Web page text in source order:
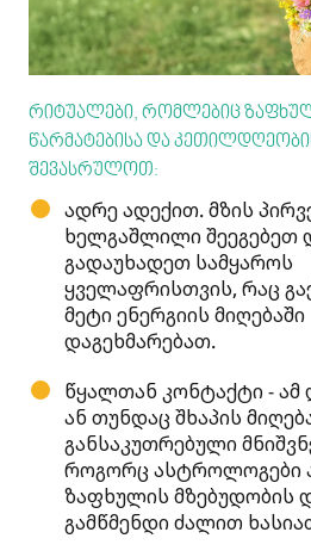
რიტუალები, რომლებიც
წარმატებისა და
შევასრულოთ:
ადრე ადექით. მზის
ხელგაშლილი შეეგებეთ
გადაუხადეთ სამყაროს
ყველაფრისთვის, რაც
მეტი ენერგიის მიღებაში
დაგეხმარებათ.
წყალთან კონტაქტი - ამ
ან თუნდაც შხაპის
განსაკუთრებული
როგორც ასტროლოგები
ზაფხულის მზებუდობის
გამწმენდი ძალით